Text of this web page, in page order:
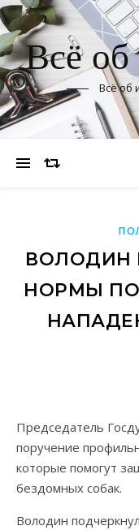
Всё об
Всё об
ВОЛОДИН
НОРМЫ ПО
Председатель
поручение
которые помогут
бездомных собак.
Володин